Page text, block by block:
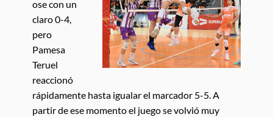
ose con un
claro 0-4,
pero
Pamesa
Teruel
reaccionó
rápidamente hasta igualar el marcador 5-5. A
partir de ese momento el juego se volvió muy